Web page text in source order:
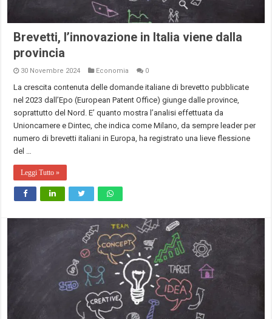
Brevetti, l’innovazione in Italia viene dalla
provincia
30 Novembre 2024 Economia 0
La crescita contenuta delle domande italiane di brevetto pubblicate
nel 2023 dall’Epo (European Patent Office) giunge dalle province,
soprattutto del Nord. E’ quanto mostra l’analisi effettuata da
Unioncamere e Dintec, che indica come Milano, da sempre leader per
numero di brevetti italiani in Europa, ha registrato una lieve flessione
del …
Leggi Tutto »